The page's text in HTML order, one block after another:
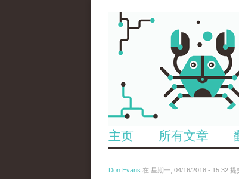
主页 所有文章
Don Evans 在 星期一, 04/16/2018 - 15:32 提